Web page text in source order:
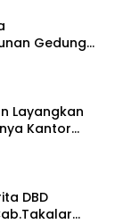
Gedung
Layangkan
Kantor
DBD